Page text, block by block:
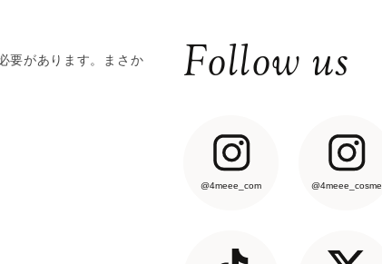
要があります。まさか
Follow us
@4meee_com @4meee_cosme